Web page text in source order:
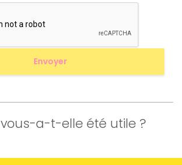
a-t-elle été utile ?